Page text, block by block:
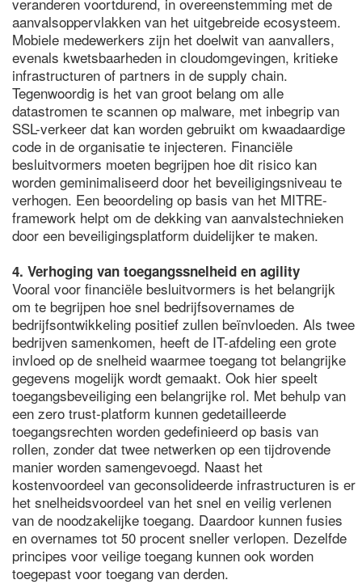
aanvalsoppervlakken van het uitgebreide ecosysteem.
Mobiele medewerkers zijn het doelwit van aanvallers,
evenals kwetsbaarheden in cloudomgevingen, kritieke
infrastructuren of partners in de supply chain.
Tegenwoordig is het van groot belang om alle
datastromen te scannen op malware, met inbegrip van
SSL-verkeer dat kan worden gebruikt om kwaadaardige
code in de organisatie te injecteren. Financiële
besluitvormers moeten begrijpen hoe dit risico kan
worden geminimaliseerd door het beveiligingsniveau te
verhogen. Een beoordeling op basis van het MITRE-
framework helpt om de dekking van aanvalstechnieken
door een beveiligingsplatform duidelijker te maken.
4. Verhoging van toegangssnelheid en agility
Vooral voor financiële besluitvormers is het belangrijk
om te begrijpen hoe snel bedrijfsovernames de
bedrijfsontwikkeling positief zullen beïnvloeden. Als twee
bedrijven samenkomen, heeft de IT-afdeling een grote
invloed op de snelheid waarmee toegang tot belangrijke
gegevens mogelijk wordt gemaakt. Ook hier speelt
toegangsbeveiliging een belangrijke rol. Met behulp van
een zero trust-platform kunnen gedetailleerde
toegangsrechten worden gedefinieerd op basis van
rollen, zonder dat twee netwerken op een tijdrovende
manier worden samengevoegd. Naast het
kostenvoordeel van geconsolideerde infrastructuren is er
het snelheidsvoordeel van het snel en veilig verlenen
van de noodzakelijke toegang. Daardoor kunnen fusies
en overnames tot 50 procent sneller verlopen. Dezelfde
principes voor veilige toegang kunnen ook worden
toegepast voor toegang van derden.